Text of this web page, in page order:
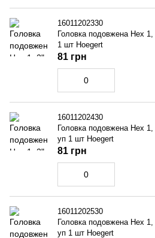
16011202330
Головка подовжена Hex
1 шт Hoegert
81 грн
16011202430
Головка подовжена Hex
уп 1 шт Hoegert
81 грн
16011202530
Головка подовжена Hex
уп 1 шт Hoegert